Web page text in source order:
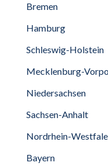
Bremen
Hamburg
Schleswig-Holstein
Mecklenburg-
Niedersachsen
Sachsen-Anhalt
Nordrhein-
Bayern